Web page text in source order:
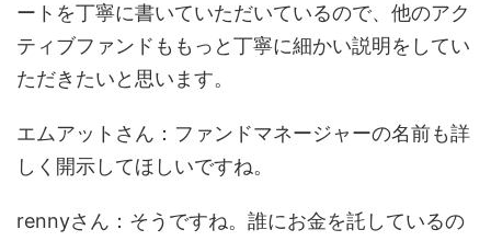
ートを丁寧に書いていただいているので、他のアク
ティブファンドももっと丁寧に細かい説明をしてい
ただきたいと思います。
エムアットさん：ファンドマネージャーの名前も詳
しく開示してほしいですね。
rennyさん：そうですね。誰にお金を託しているの